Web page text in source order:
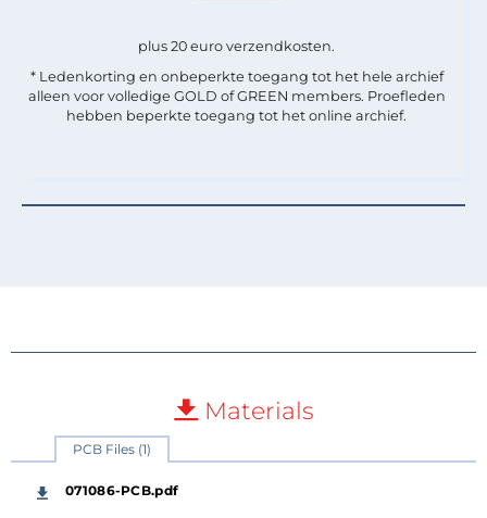
plus 20 euro verzendkosten.
* Ledenkorting en onbeperkte toegang tot het hele archief
alleen voor volledige GOLD of GREEN members. Proefleden
hebben beperkte toegang tot het online archief.
Materials
PCB Files (1)
071086-PCB.pdf